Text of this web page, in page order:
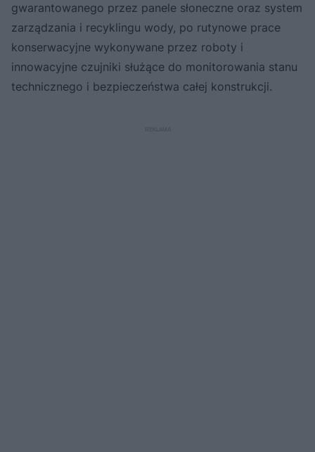
gwarantowanego przez panele słoneczne oraz system
zarządzania i recyklingu wody, po rutynowe prace
konserwacyjne wykonywane przez roboty i
innowacyjne czujniki służące do monitorowania stanu
technicznego i bezpieczeństwa całej konstrukcji.